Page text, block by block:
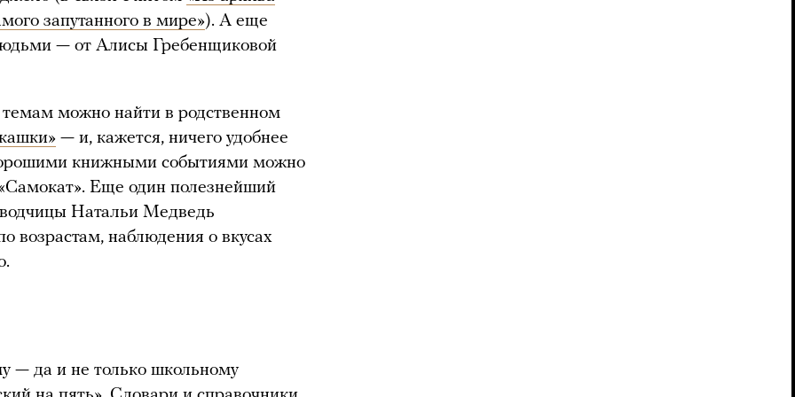
запутанного в мире»). А еще
— от Алисы Гребенщиковой
можно найти в родственном
— и, кажется, ничего удобнее
книжными событиями можно
Еще один полезнейший
Натальи Медведь
возрастам, наблюдения о вкусах
— да и не только школьному